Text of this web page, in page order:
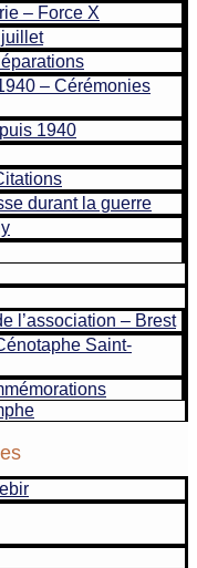
– Force X
– Cérémonies
1940
durant la guerre
l’association – Brest
Saint-